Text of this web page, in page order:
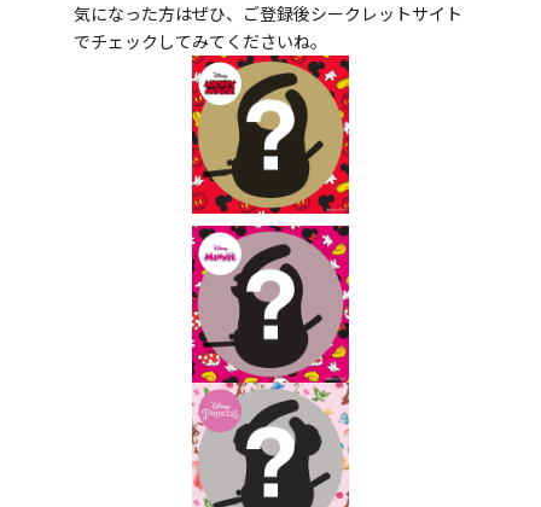
気になった方はぜひ、ご登録後シークレットサイト
でチェックしてみてくださいね。